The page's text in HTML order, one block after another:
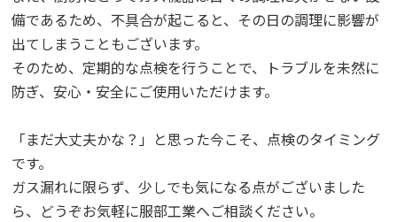
備であるため、不具合が起こると、その日の調理に影響が
出てしまうこともございます。
そのため、定期的な点検を行うことで、トラブルを未然に
防ぎ、安心・安全にご使用いただけます。
「まだ大丈夫かな？」と思った今こそ、点検のタイミング
です。
ガス漏れに限らず、少しでも気になる点がございました
ら、どうぞお気軽に服部工業へご相談ください。